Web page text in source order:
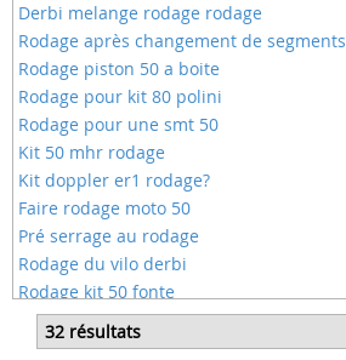
Derbi melange rodage rodage
Rodage après changement de segments
Rodage piston 50 a boite
Rodage pour kit 80 polini
Rodage pour une smt 50
Kit 50 mhr rodage
Kit doppler er1 rodage?
Faire rodage moto 50
Pré serrage au rodage
Rodage du vilo derbi
Rodage kit 50 fonte
Rodage kit polini 103
Rodage piston derbi origine
32 résultats